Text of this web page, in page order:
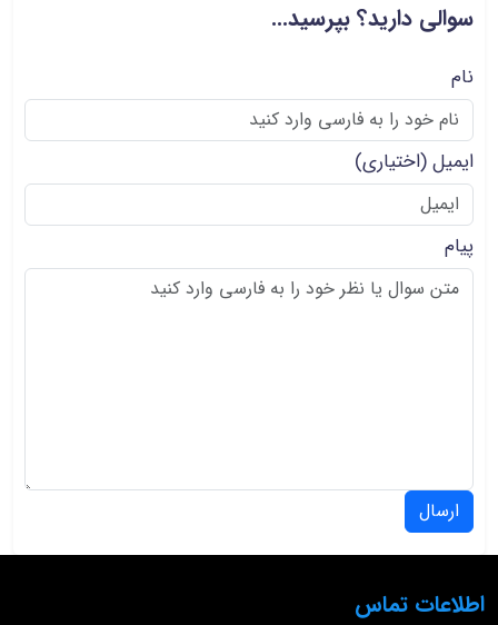
سوالی دارید؟ بپرسید...
نام
ایمیل(اختیاری)
پیام
ارسال
اطلاعات تماس